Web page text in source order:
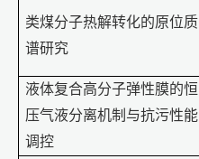
类煤分子热解转化的原位质
谱研究
液体复合高分子弹性膜的恒
压气液分离机制与抗污性能
调控